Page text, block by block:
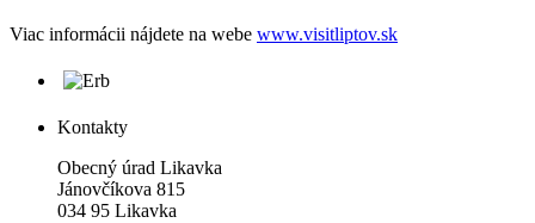
Viac informácii nájdete na webe www.visitliptov.sk
Kontakty
Obecný úrad Likavka
Jánovčíkova 815
034 95 Likavka